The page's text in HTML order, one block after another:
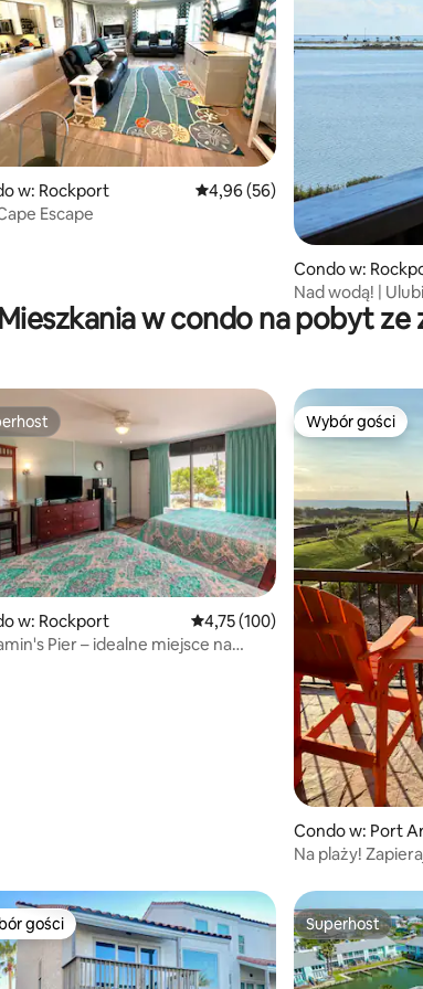
na 5, liczba recenzji: 69
w: Rockport Średnia ocena: 4,96 na 5,
4,96 (56)
Escape
Condo w:
Nad wodą! |
Oszałamiający
Mieszkania w condo na pobyt
5, liczba recenzji: 137
w: Rockport Średnia ocena: 4,75 na 5,
4,75 (100)
Pier – idealne miejsce na
Wybór gości
Wybór gości
Condo w: Port
Na plaży! Zapierające dech w piersiach
gości
gości Superhost
Superhost